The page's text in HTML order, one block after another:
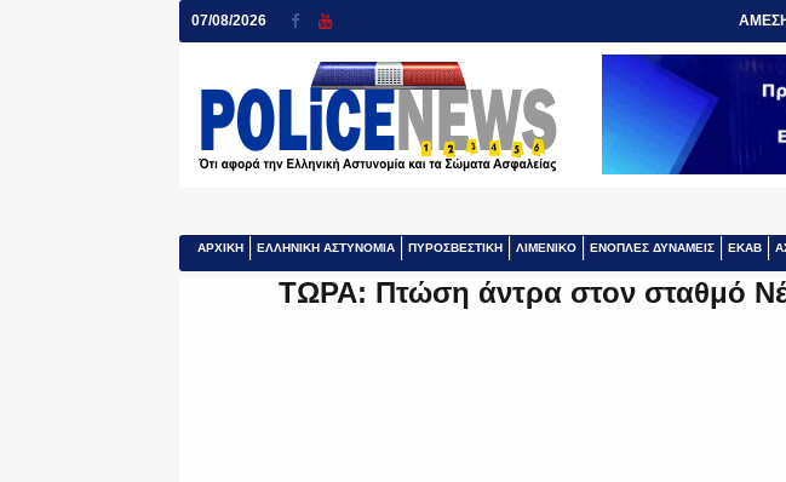
07/08/2026
ΑΡΧΙΚΗ ΕΛΛΗΝΙΚΗ ΑΣΤΥΝΟΜΙΑ ΠΥΡΟΣΒΕΣΤΙΚΗ ΛΙΜΕΝΙΚΟ ΕΝΟΠΛΕΣ ΔΥΝΑΜΕΙΣ ΕΚΑΒ
ΤΩΡΑ: Πτώση άντρα στον σταθμό